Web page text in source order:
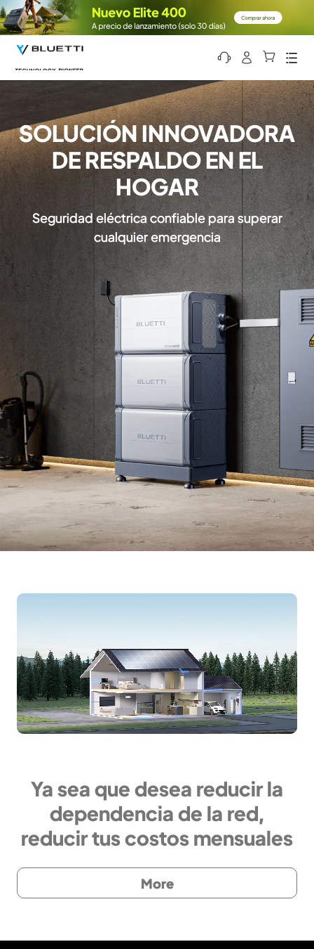
SOLUCIÓN INNOVADORA
DE RESPALDO EN EL
HOGAR
Seguridad eléctrica confiable para superar
cualquier emergencia
Ya sea que desea reducir la
dependencia de la red,
reducir tus costos mensuales
de energía o almacenar
energía para sobrevivir a los
una amplia gama de
More